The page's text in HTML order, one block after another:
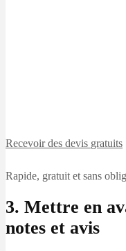
Recevoir des devis gratuits
Rapide, gratuit et sans
3. Mettre en
notes et avis